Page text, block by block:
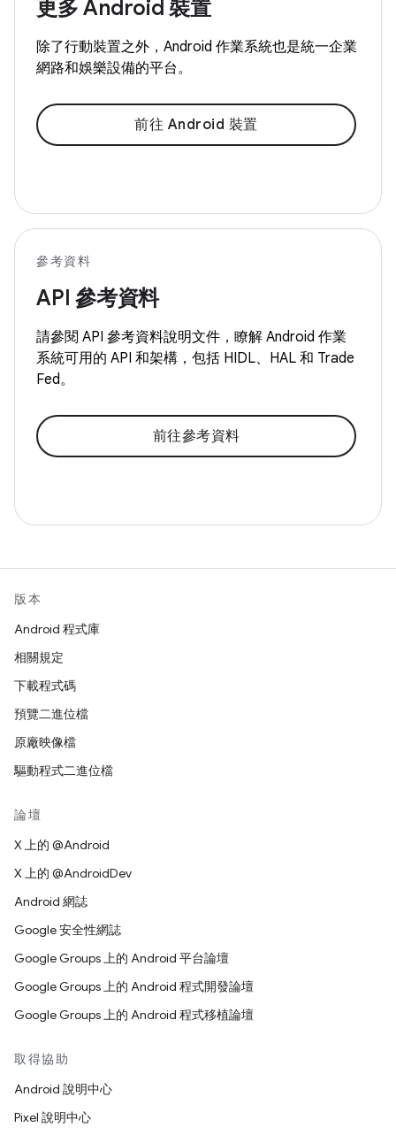
更多 Android 裝置
除了行動裝置之外，Android 作業系統也是統一企業
網路和娛樂設備的平台。
前往 Android 裝置
參考資料
API 參考資料
請參閱 API 參考資料說明文件，瞭解 Android 作業
系統可用的 API 和架構，包括 HIDL、HAL 和 Trade
Fed。
前往參考資料
版本
Android 程式庫
相關規定
下載程式碼
預覽二進位檔
原廠映像檔
驅動程式二進位檔
論壇
X 上的 @Android
X 上的 @AndroidDev
Android 網誌
Google 安全性網誌
Google Groups 上的 Android 平台論壇
Google Groups 上的 Android 程式開發論壇
Google Groups 上的 Android 程式移植論壇
取得協助
Android 說明中心
Pixel 說明中心